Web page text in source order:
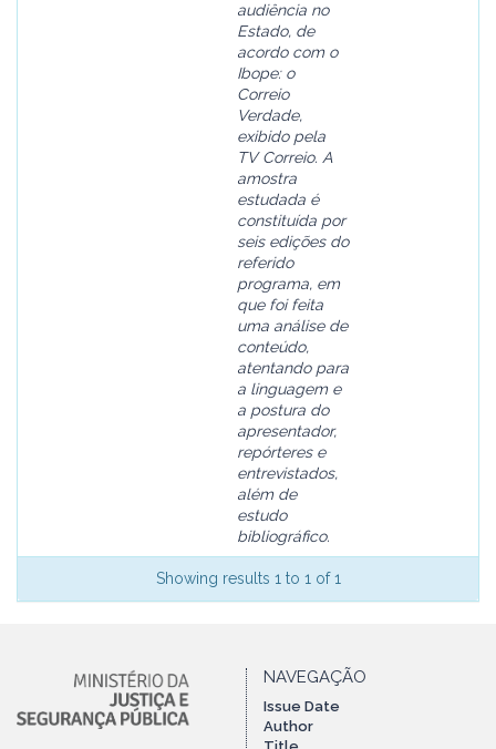
audiência no
Estado, de
acordo com o
Ibope: o
Correio
Verdade,
exibido pela
TV Correio. A
amostra
estudada é
constituída por
seis edições do
referido
programa, em
que foi feita
uma análise de
conteúdo,
atentando para
a linguagem e
a postura do
apresentador,
repórteres e
entrevistados,
além de
estudo
bibliográfico.
Showing results 1 to 1 of 1
NAVEGAÇÃO
Issue Date
Author